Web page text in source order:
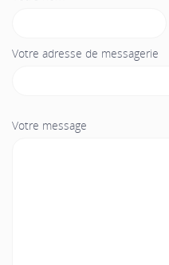
Votre adresse de messagerie
Votre message